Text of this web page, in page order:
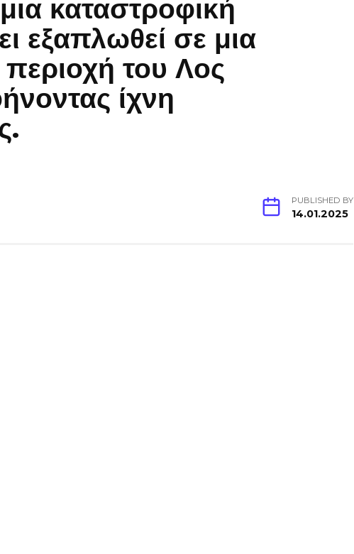
καταστροφική
εξαπλωθεί σε μια
περιοχή του Λος
ίχνη
PUBLISHED BY
14.01.2025